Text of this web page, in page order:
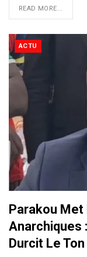
READ MORE...
ACTU
Parakou Met
Anarchiques
Durcit Le Ton